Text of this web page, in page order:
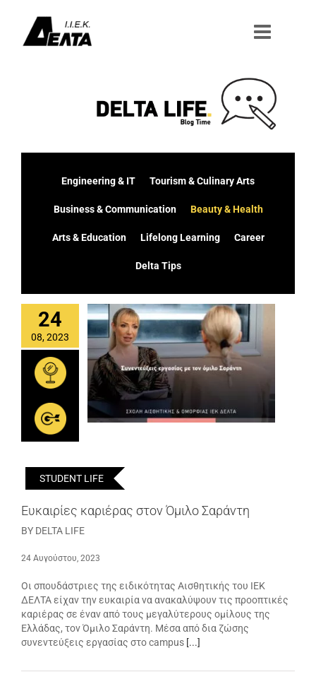
περιεχόμενο
Engineering & IT Tourism & Culinary Arts
Business & Communication Beauty & Health
Arts & Education Lifelong Learning Career
Delta Tips
24
08, 2023
STUDENT LIFE
Ευκαιρίες καριέρας στον Όμιλο Σαράντη
BY DELTA LIFE
24 Αυγούστου, 2023
Οι σπουδάστριες της ειδικότητας Αισθητικής του ΙΕΚ
ΔΕΛΤΑ είχαν την ευκαιρία να ανακαλύψουν τις προοπτικές
καριέρας σε έναν από τους μεγαλύτερους ομίλους της
Ελλάδας, τον Όμιλο Σαράντη. Μέσα από δια ζώσης
συνεντεύξεις εργασίας στο campus [...]